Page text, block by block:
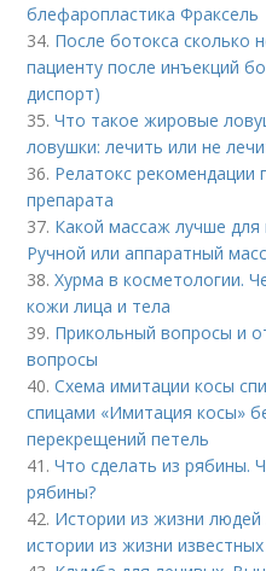
блефаропластика Фраксель
34. После ботокса сколько
пациенту после инъекций
диспорт)
35.Что такое жировые
ловушки: лечить или не
36. Релатокс рекомендации
препарата
37. Какой массаж лучше для
Ручной или аппаратный
38.Хурма в косметологии.
кожи лица и тела
39. Прикольный вопросы и
вопросы
40.Схема имитации косы
спицами «Имитация косы»
перекрещений петель
41.Что сделать из рябины.
рябины?
42. Истории из жизни
истории из жизни